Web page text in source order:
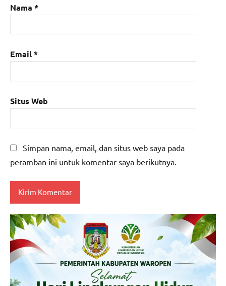
Nama *
Email*
Situs Web
Simpan nama, email, dan situs web saya pada
peramban ini untuk komentar saya berikutnya.